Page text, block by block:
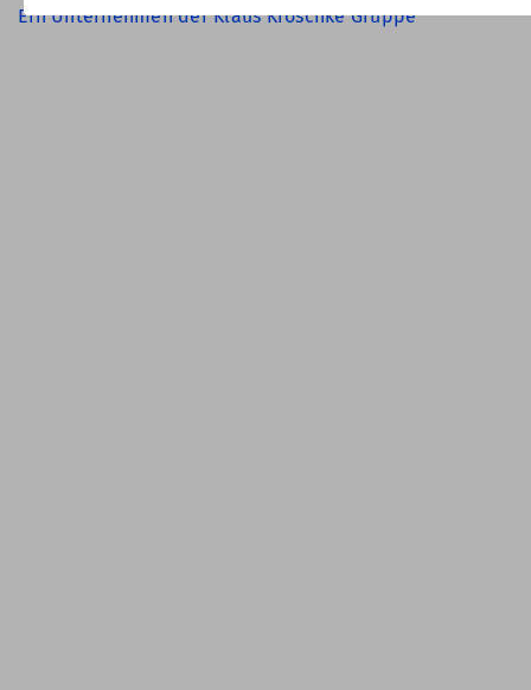
Ein Unternehmen der Klaus Kroschke Gruppe